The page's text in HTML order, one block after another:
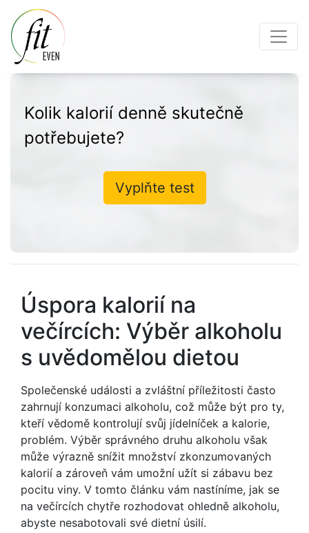
Kolik kalorií denně skutečně
potřebujete?
Vyplňte test
Úspora kalorií na
večírcích: Výběr alkoholu
s uvědomělou dietou
Společenské události a zvláštní příležitosti často
zahrnují konzumaci alkoholu, což může být pro ty,
kteří vědomě kontrolují svůj jídelníček a kalorie,
problém. Výběr správného druhu alkoholu však
může výrazně snížit množství zkonzumovaných
kalorií a zároveň vám umožní užít si zábavu bez
pocitu viny. V tomto článku vám nastíníme, jak se
na večírcích chytře rozhodovat ohledně alkoholu,
abyste nesabotovali své dietní úsilí.